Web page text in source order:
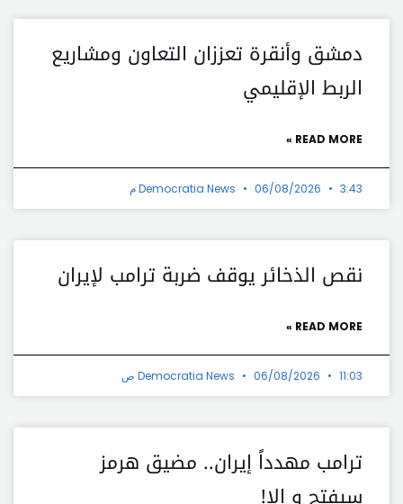
دمشق وأنقرة تعززان التعاون ومشاريع
الربط الإقليمي
READ MORE »
Democratia News 06/08/2026 3:43 م
نقص الذخائر يوقف ضربة ترامب لإيران
READ MORE »
Democratia News 06/08/2026 11:03 ص
ترامب مهدداً إيران.. مضيق هرمز
سيفتح و إلا!